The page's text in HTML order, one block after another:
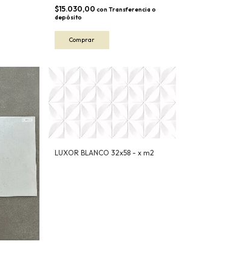
$15.030,00 con Transferencia o
depósito
LUXOR BLANCO 32x58 - x m2